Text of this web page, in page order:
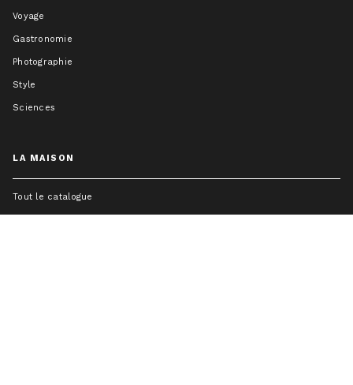
Voyage
Gastronomie
Photographie
Style
Sciences
LA MAISON
Tout le catalogue